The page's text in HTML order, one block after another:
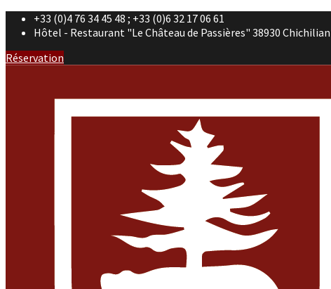
+33 (0)4 76 34 45 48 ; +33 (0)6 32 17 06 61
Hôtel - Restaurant "Le Château de Passières" 38930
Réservation